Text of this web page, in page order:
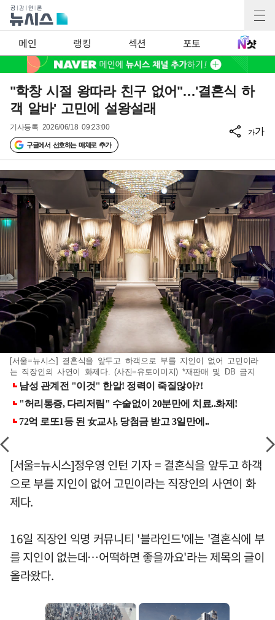
메인 랭킹 섹션 포토
"학창 시절 왕따라 친구 없어"…'결혼식 하
객 알바' 고민에 설왕설래
기사등록 2026/06/18 09:23:00
구글에서 선호하는 매체로 추가
가가
[서울=뉴시스] 결혼식을 앞두고 하객으로 부를 지인이 없어 고민이라
는 직장인의 사연이 화제다. (사진=유토이미지) *재판매 및 DB 금지
[서울=뉴시스]정우영 인턴 기자 = 결혼식을 앞두고 하객
으로 부를 지인이 없어 고민이라는 직장인의 사연이 화
제다.
16일 직장인 익명 커뮤니티 '블라인드'에는 '결혼식에 부
를 지인이 없는데…어떡하면 좋을까요'라는 제목의 글이
올라왔다.